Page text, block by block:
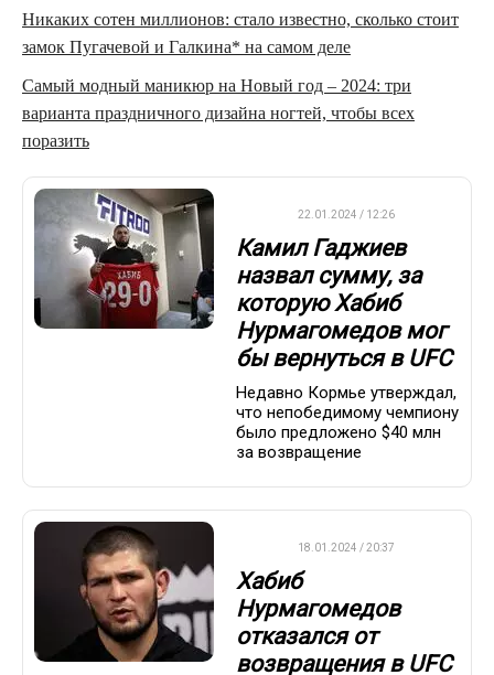
Никаких сотен миллионов: стало известно, сколько стоит
замок Пугачевой и Галкина* на самом деле
Самый модный маникюр на Новый год – 2024: три
варианта праздничного дизайна ногтей, чтобы всех
поразить
22.01.2024 / 12:26
Камил Гаджиев
назвал сумму, за
которую Хабиб
Нурмагомедов мог
бы вернуться в UFC
Недавно Кормье утверждал,
что непобедимому чемпиону
было предложено $40 млн
за возвращение
18.01.2024 / 20:37
Хабиб
Нурмагомедов
отказался от
возвращения в UFC